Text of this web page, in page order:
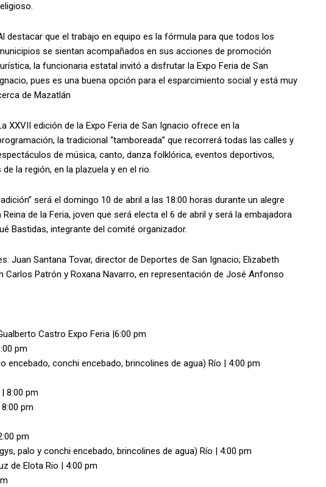
destacar que el trabajo en equipo es la fórmula para que todos los
se sientan acompañados en sus acciones de promoción
la funcionaria estatal invitó a disfrutar la Expo Feria de San
Ignacio, pues es una buena opción para el esparcimiento social y está muy
de Mazatlán
XXVII edición de la Expo Feria de San Ignacio ofrece en la
la tradicional “tamboreada” que recorrerá todas las calles y
de música, canto, danza folklórica, eventos deportivos,
la región, en la plazuela y en el rio.
será el domingo 10 de abril a las 18:00 horas durante un alegre
de la Feria, joven que será electa el 6 de abril y será la embajadora
Bastidas, integrante del comité organizador.
Juan Santana Tovar, director de Deportes de San Ignacio; Elizabeth
Carlos Patrón y Roxana Navarro, en representación de José Anfonso
Castro Expo Feria |6:00 pm
pm
conchi encebado, brincolines de agua) Río | 4:00 pm
8:00 pm
pm
pm
palo y conchi encebado, brincolines de agua) Río | 4:00 pm
de Elota Rio | 4:00 pm